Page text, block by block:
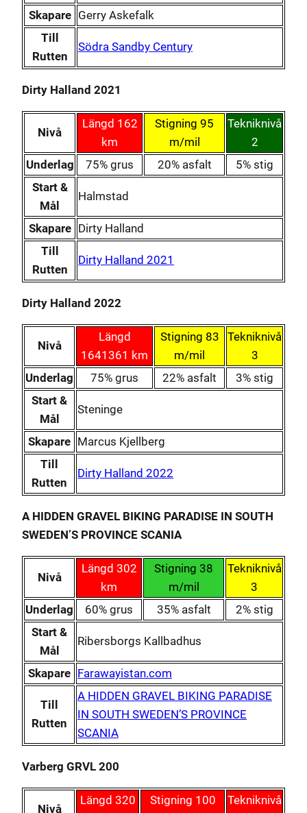
Skapare Gerry Askefalk
Till
Rutten
Södra Sandby Century
Dirty Halland 2021
Nivå
Längd 162
km
Stigning 95
m/mil
Tekniknivå
2
Underlag
75% grus 20% asfalt
5% stig
Start &
Mål
Halmstad
Skapare Dirty Halland
Till
Rutten
Dirty Halland 2021
Dirty Halland 2022
Nivå
Längd
1641361 km
Stigning 83
m/mil
Tekniknivå
3
Underlag
75% grus 22% asfalt
3% stig
Start &
Mål
Steninge
Skapare Marcus Kjellberg
Till
Rutten
Dirty Halland 2022
A HIDDEN GRAVEL BIKING PARADISE IN SOUTH
SWEDEN’S PROVINCE SCANIA
Nivå
Längd 302
km
Stigning 38
m/mil
Tekniknivå
3
Underlag
60% grus 35% asfalt
2% stig
Start &
Mål
Ribersborgs Kallbadhus
Skapare Farawayistan.com
Till
Rutten
A HIDDEN GRAVEL BIKING PARADISE
IN SOUTH SWEDEN’S PROVINCE
SCANIA
Varberg GRVL 200
Nivå
Längd 320
Stigning 100
Tekniknivå